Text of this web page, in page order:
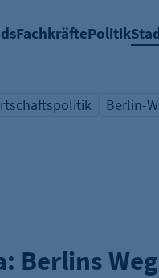
FachkräftePolitik
Schlagwort
Berlin-
Berlins